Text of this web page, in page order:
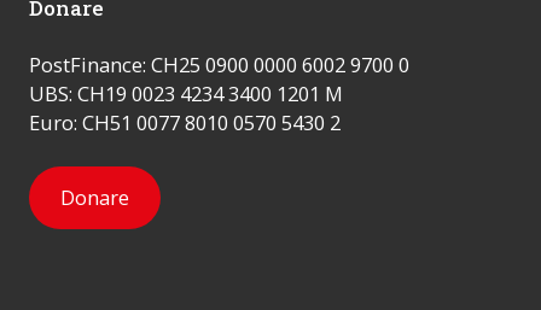
Donare
PostFinance: CH25 0900 0000 6002 9700 0
UBS: CH19 0023 4234 3400 1201 M
Euro: CH51 0077 8010 0570 5430 2
Donare